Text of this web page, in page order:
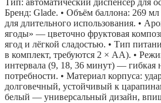
Бренд: Glade. • Объём баллона: 269
для длительного использования. •
ягоды» — цветочно фруктовая
ягод и лёгкой сладостью. • Тип
в комплект, требуются 2 × AA). •
интервала (9, 18, 36 минут) — гибкая
потребности. • Материал корпуса:
долговечный, устойчивый к
белый — универсальный дизайн,